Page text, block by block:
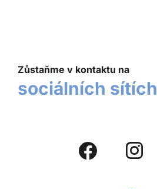
Zůstaňme v kontaktu na
sociálních sítích